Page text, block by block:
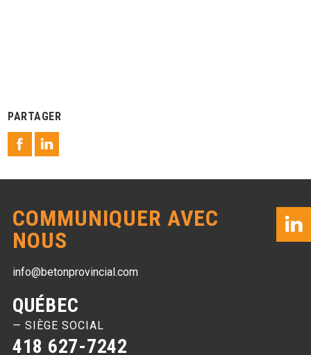
PARTAGER
COMMUNIQUER AVEC
NOUS
info@betonprovincial.com
QUÉBEC
— SIÈGE SOCIAL
418 627-7242